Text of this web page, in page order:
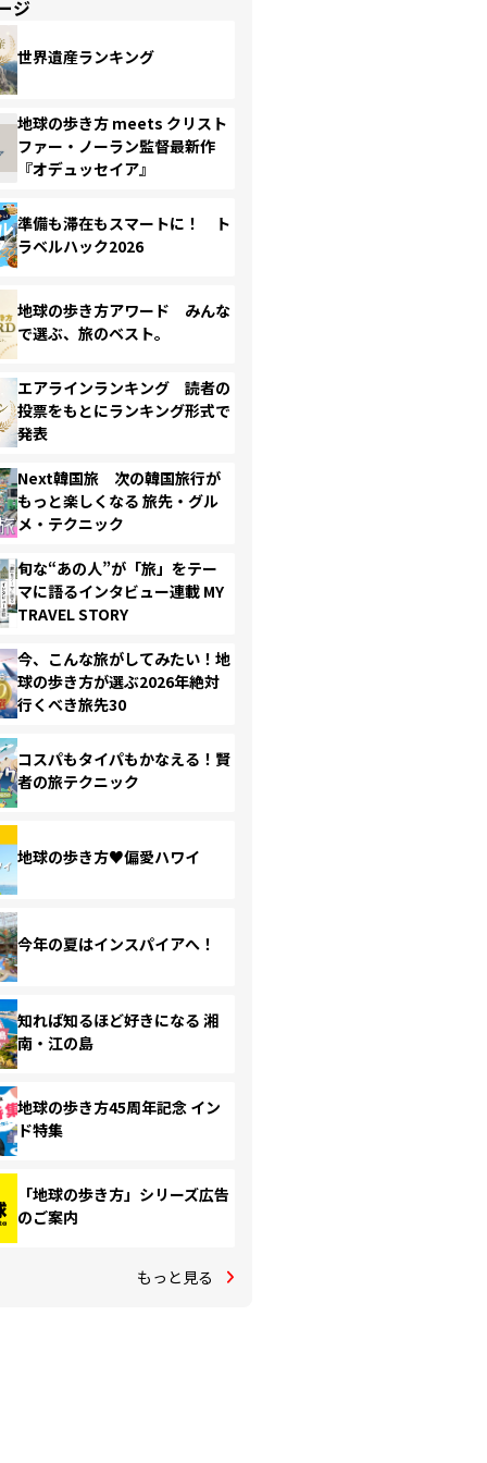
ジ
世界遺産ランキング
地球の歩き方 meets クリスト
ファー・ノーラン監督最新作
『オデュッセイア』
準備も滞在もスマートに！ ト
ラベルハック2026
地球の歩き方アワード みんな
で選ぶ、旅のベスト。
エアラインランキング 読者の
投票をもとにランキング形式で
発表
Next韓国旅 次の韓国旅行が
もっと楽しくなる 旅先・グル
メ・テクニック
旬な“あの人”が「旅」をテー
マに語るインタビュー連載 MY
TRAVEL STORY
今、こんな旅がしてみたい！地
球の歩き方が選ぶ2026年絶対
行くべき旅先30
コスパもタイパもかなえる！賢
者の旅テクニック
地球の歩き方♥偏愛ハワイ
今年の夏はインスパイアへ！
知れば知るほど好きになる 湘
南・江の島
地球の歩き方45周年記念 イン
ド特集
「地球の歩き方」シリーズ広告
のご案内
もっと見る